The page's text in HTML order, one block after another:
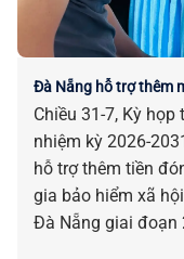
Đà Nẵng hỗ trợ thêm
Chiều 31-7, Kỳ
nhiệm kỳ 2026-
hỗ trợ thêm tiền
gia bảo hiểm xã
Đà Nẵng giai đoạn